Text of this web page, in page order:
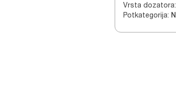
Vrsta dozatora:
Potkategorija: